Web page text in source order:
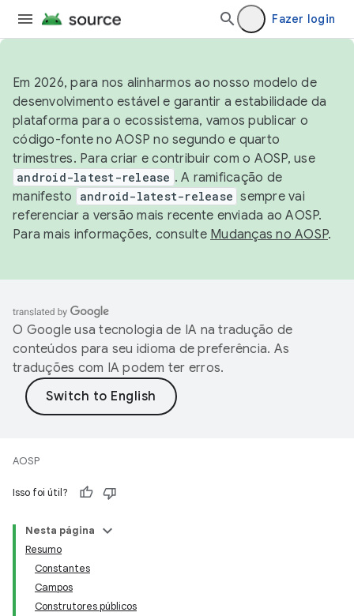
Fazer login
Em 2026, para nos alinharmos ao nosso modelo de
desenvolvimento estável e garantir a estabilidade da
plataforma para o ecossistema, vamos publicar o
código-fonte no AOSP no segundo e quarto
trimestres. Para criar e contribuir com o AOSP, use
android-latest-release . A ramificação de
manifesto
android-latest-release sempre vai
referenciar a versão mais recente enviada ao AOSP.
Para mais informações, consulte Mudanças no AOSP.
O Google usa tecnologia de IA na tradução de
conteúdos para seu idioma de preferência. As
traduções com IA podem ter erros.
AOSP
Isso foi útil?
Nesta página
Resumo
Constantes
Campos
Construtores públicos